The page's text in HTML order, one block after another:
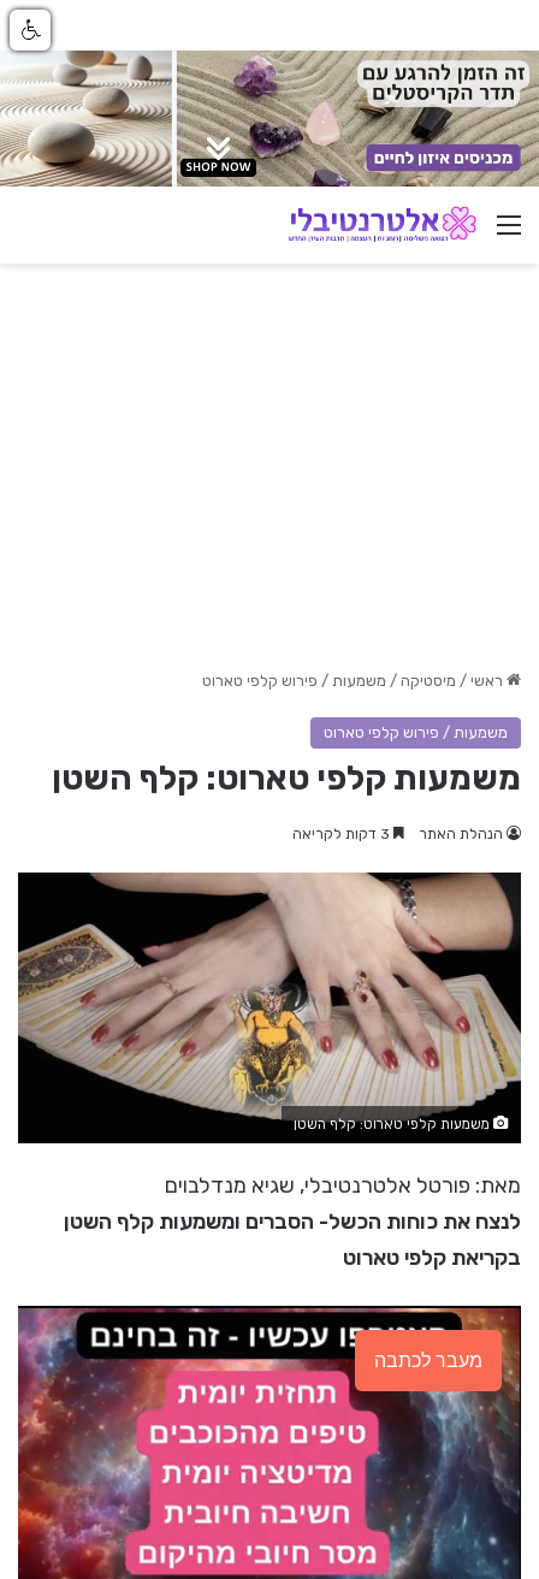
ניווט באתר
ראשי / מיסטיקה / משמעות / פירוש קלפי טארוט
משמעות / פירוש קלפי טארוט
משמעות קלפי טארוט: קלף השטן
הנהלת האתר
משמעות קלפי טארוט: קלף השטן
מאת: פורטל אלטרנטיבלי, שגיא מנדלבוים
לנצח את כוחות הכשל- הסברים ומשמעות קלף השטן
בקריאת קלפי טארוט
מעבר לכתבה